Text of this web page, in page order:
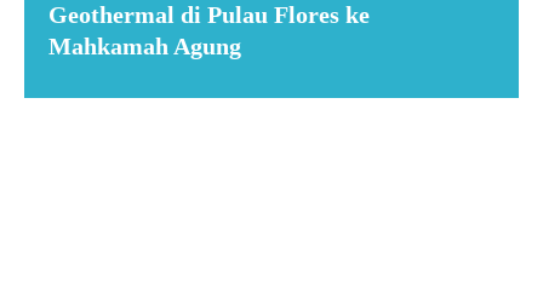
Geothermal di Pulau Flores ke
Mahkamah Agung